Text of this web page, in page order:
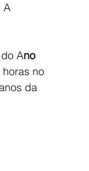
A
Ano
horas no
da